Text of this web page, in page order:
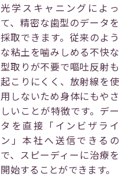
光学スキャニングによっ
て、精密な歯型のデータを
採取できます。従来のよう
な粘土を噛みしめる不快な
型取りが不要で嘔吐反射も
起こりにくく、放射線を使
用しないため身体にもやさ
しいことが特徴です。デー
タを直接「インビザライ
ン」本社へ送信できるの
で、スピーディーに治療を
開始することができます。